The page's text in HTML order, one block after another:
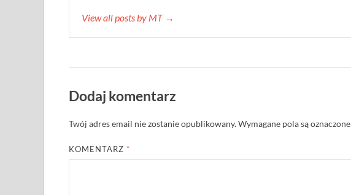
View all posts by MT →
Dodaj komentarz
Twój adres email nie zostanie opublikowany.Wymagane pola są oznaczone
KOMENTARZ *